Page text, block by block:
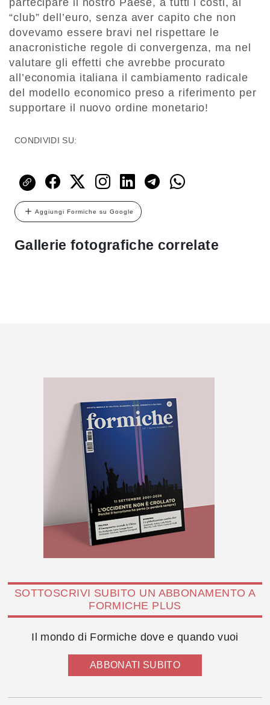
partecipare il nostro Paese, a tutti i costi, al
“club” dell’euro, senza aver capito che non
dovevamo essere bravi nel rispettare le
anacronistiche regole di convergenza, ma nel
valutare gli effetti che avrebbe procurato
all’economia italiana il cambiamento radicale
del modello economico preso a riferimento per
supportare il nuovo ordine monetario!
CONDIVIDI SU:
Aggiungi Formiche su Google
Gallerie fotografiche correlate
SOTTOSCRIVI SUBITO UN ABBONAMENTO A
FORMICHE PLUS
Il mondo di Formiche dove e quando vuoi
ABBONATI SUBITO